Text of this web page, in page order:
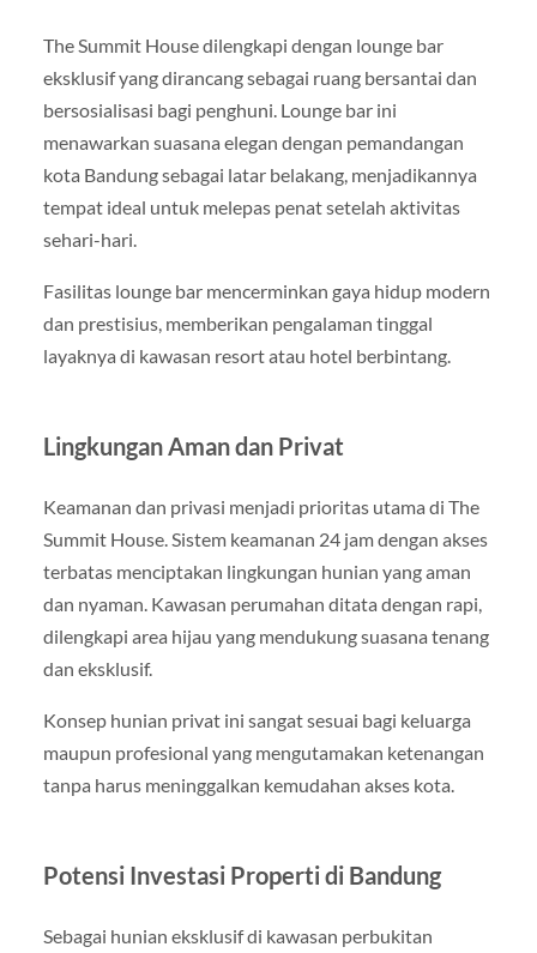
The Summit House dilengkapi dengan lounge bar
eksklusif yang dirancang sebagai ruang bersantai dan
bersosialisasi bagi penghuni. Lounge bar ini
menawarkan suasana elegan dengan pemandangan
kota Bandung sebagai latar belakang, menjadikannya
tempat ideal untuk melepas penat setelah aktivitas
sehari-hari.
Fasilitas lounge bar mencerminkan gaya hidup modern
dan prestisius, memberikan pengalaman tinggal
layaknya di kawasan resort atau hotel berbintang.
Lingkungan Aman dan Privat
Keamanan dan privasi menjadi prioritas utama di The
Summit House. Sistem keamanan 24 jam dengan akses
terbatas menciptakan lingkungan hunian yang aman
dan nyaman. Kawasan perumahan ditata dengan rapi,
dilengkapi area hijau yang mendukung suasana tenang
dan eksklusif.
Konsep hunian privat ini sangat sesuai bagi keluarga
maupun profesional yang mengutamakan ketenangan
tanpa harus meninggalkan kemudahan akses kota.
Potensi Investasi Properti di Bandung
Sebagai hunian eksklusif di kawasan perbukitan